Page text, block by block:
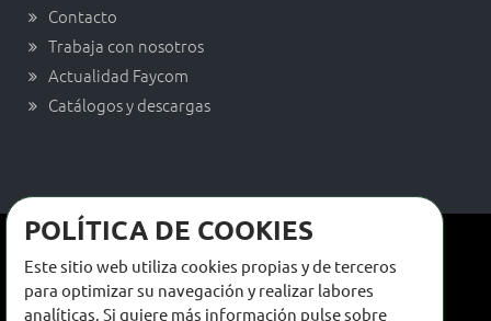
Contacto
Trabaja con nosotros
Actualidad Faycom
Catálogos y descargas
Términos y condiciones de uso
POLÍTICA DE COOKIES
Este sitio web utiliza cookies propias y de terceros
para optimizar su navegación y realizar labores
analíticas. Si quiere más información pulse sobre